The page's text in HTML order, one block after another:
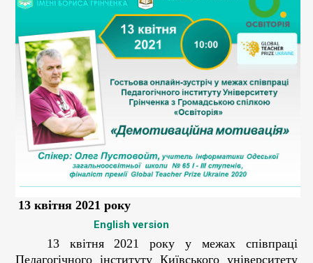
13 квітня 2021 року
English version
13 квітня 2021 року у межах співпраці
Педагогічного інституту Київського університету